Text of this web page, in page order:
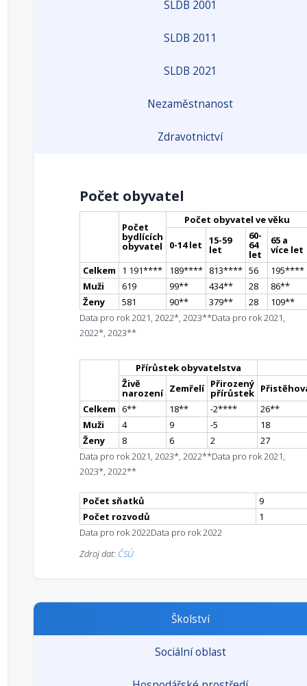
SLDB 2001
SLDB 2011
SLDB 2021
Nezaměstnanost
Zdravotnictví
Počet obyvatel
Počet
bydlících
obyvatel
Počet obyvatel ve věku
0-14 let 15-59
let
60-
64
let
65 a
více let
Celkem
1 191**** 189**** 813**** 56 195****
Muži
619 99** 434** 28 86**
Ženy
581 90** 379** 28 109**
Data pro rok 2021, 2022*, 2023**Data pro rok 2021,
2022*, 2023**
Přírůstek obyvatelstva
Živě
narození Zemřelí Přirozený
přírůstek
Celkem 6** 18** -2**** 26**
Muži
4 9 -5
18
Ženy
8 6 2
27
Data pro rok 2021, 2023*, 2022**Data pro rok 2021,
2023*, 2022**
Počet sňatků
9
Počet rozvodů
1
Data pro rok 2022Data pro rok 2022
Zdroj dat: ČSÚ
Školství
Sociální oblast